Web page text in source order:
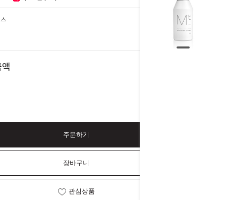
원
주문하기
장바구니
관심상품